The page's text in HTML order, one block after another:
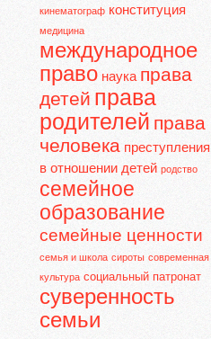
кинематограф конституция
медицина
международное
право наука права
детей права
родителей права
человека преступления
в отношении детей родство
семейное
образование
семейные ценности
семья и школа сироты современная
культура социальный патронат
суверенность
семьи